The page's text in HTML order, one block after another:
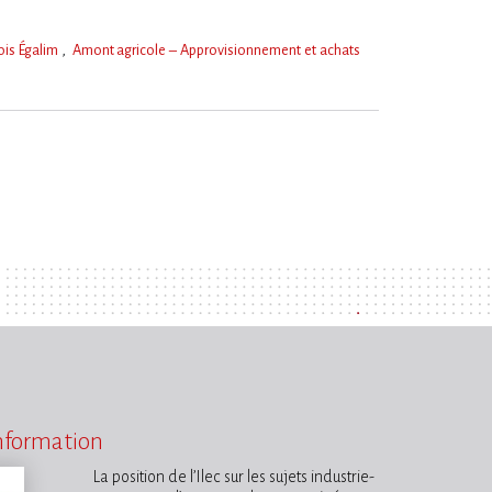
Égalim Amont agricole – Approvisionnement et achats
La position de l’Ilec sur les sujets industrie-